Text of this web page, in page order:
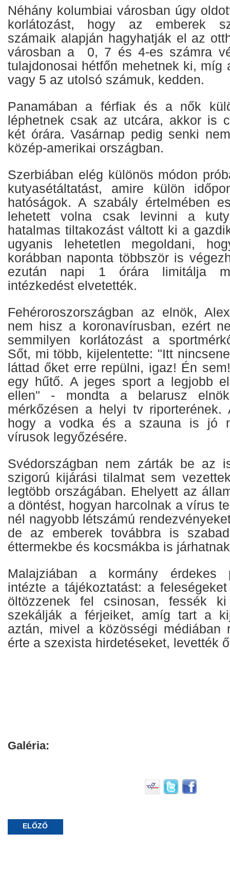
Néhány kolumbiai városban úgy
korlátozást, hogy az emberek
számaik alapján hagyhatják el az
városban a 0, 7 és 4-es számra
tulajdonosai hétfőn mehetnek ki, míg
vagy 5 az utolsó számuk, kedden.
Panamában a férfiak és a nők
léphetnek csak az utcára, akkor is
két órára. Vasárnap pedig senki
közép-amerikai országban.
Szerbiában elég különös módon
kutyasétáltatást, amire külön
hatóságok. A szabály értelmében
lehetett volna csak levinni a
hatalmas tiltakozást váltott ki a
ugyanis lehetetlen megoldani,
korábban naponta többször is
ezután napi 1 órára limitálja
intézkedést elvetették.
Fehéroroszországban az elnök,
nem hisz a koronavírusban, ezért
semmilyen korlátozást a
Sőt, mi több, kijelentette: "Itt
láttad őket erre repülni, igaz! Én
egy hűtő. A jeges sport a legjobb
ellen" - mondta a belarusz
mérkőzésen a helyi tv riporterének.
hogy a vodka és a szauna is jó
vírusok legyőzésére.
Svédországban nem zárták be az
szigorú kijárási tilalmat sem
legtöbb országában. Ehelyett az
a döntést, hogyan harcolnak a vírus
nél nagyobb létszámú
de az emberek továbbra is
éttermekbe és kocsmákba is
Malajziában a kormány érdekes
intézte a tájékoztatást: a
öltözzenek fel csinosan, fessék
szekálják a férjeiket, amíg tart a
aztán, mivel a közösségi médiában
érte a szexista hirdetéseket, levették
Galéria:
ELŐZŐ